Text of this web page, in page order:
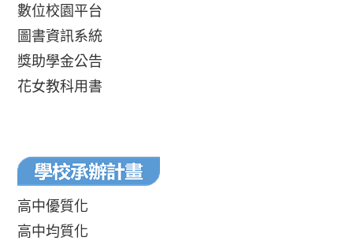
數位校園平台
圖書資訊系統
獎助學金公告
花女教科用書
高中優質化
高中均質化